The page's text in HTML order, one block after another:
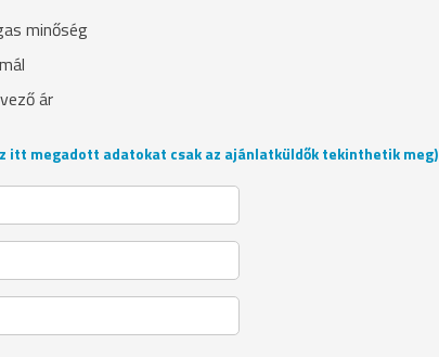
minőség
ár
itt megadott adatokat csak az ajánlatküldők tekinthetik meg)